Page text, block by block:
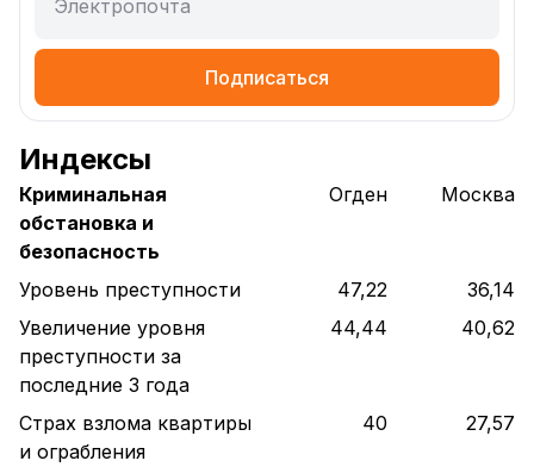
Электропочта
Подписаться
Индексы
Криминальная
обстановка и
безопасность
Огден Москва
Уровень преступности 47,22
36,14
Увеличение уровня
преступности за
последние 3 года
44,44 40,62
Страх взлома квартиры
и ограбления
40 27,57